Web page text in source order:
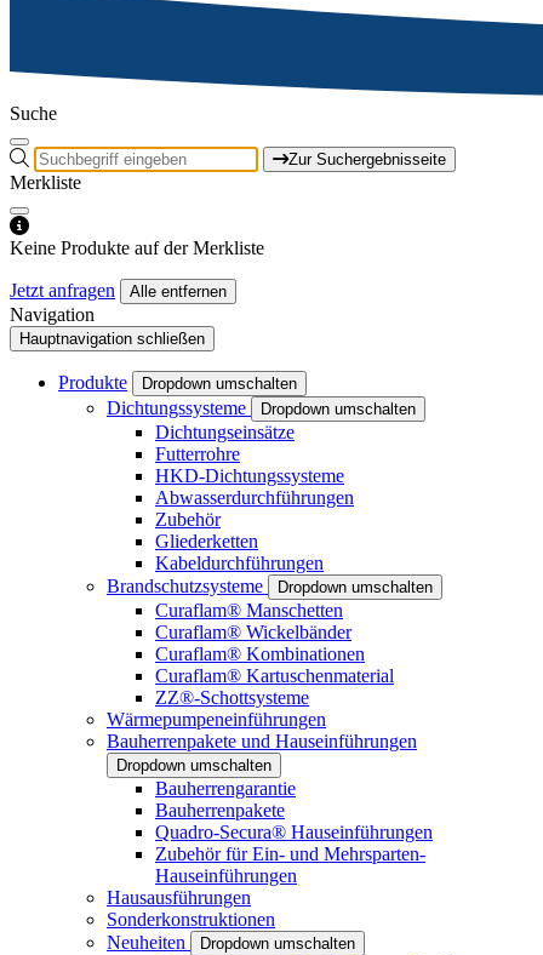
Suche
Zur Suchergebnisseite
Merkliste
Keine Produkte auf der Merkliste
Jetzt anfragen Alle entfernen
Navigation
Hauptnavigation schließen
Produkte Dropdown umschalten
Dichtungssysteme Dropdown umschalten
Dichtungseinsätze
Futterrohre
HKD-Dichtungssysteme
Abwasserdurchführungen
Zubehör
Gliederketten
Kabeldurchführungen
Brandschutzsysteme
Dropdown umschalten
Curaflam® Manschetten
Curaflam® Wickelbänder
Curaflam® Kombinationen
Curaflam® Kartuschenmaterial
ZZ®-Schottsysteme
Wärmepumpeneinführungen
Bauherrenpakete und Hauseinführungen
Dropdown umschalten
Bauherrengarantie
Bauherrenpakete
Quadro-Secura® Hauseinführungen
Zubehör für Ein- und Mehrsparten-
Hauseinführungen
Hausausführungen
Sonderkonstruktionen
Neuheiten
Dropdown umschalten